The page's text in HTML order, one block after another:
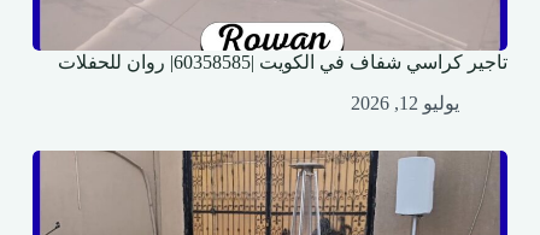
تاجير كراسي شفاف في الكويت |60358585| روان للحفلات
يوليو 12, 2026